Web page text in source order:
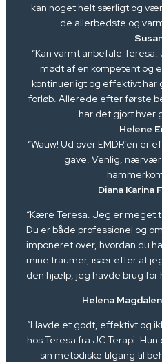
kan noget helt særligt og
de allerbedste og
“Kan varmt anbefale
mødt af en kompetent og
kontinuerligt og effektivt
forløb. Allerede efter første
har det gjort hver
Helene
“Wauw! Ud over EMDR’en er
gave. Venlig,
Diana Karina
“Kære Teresa. Jeg er meget
Du er både professionel og
imponeret over, hvordan du
mine traumer, især efter at
den hjælp, jeg havde brug for
Helena
“Havde et godt, effektivt og
hos Teresa fra JC Terapi.
sin metodiske tilgang til